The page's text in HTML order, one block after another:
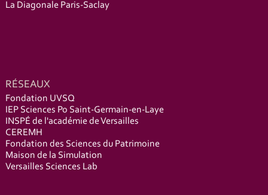
La Diagonale Paris-Saclay
RÉSEAUX
Fondation UVSQ
IEP Sciences Po Saint-Germain-en-Laye
INSPÉ de l'académie de Versailles
CEREMH
Fondation des Sciences du Patrimoine
Maison de la Simulation
Versailles Sciences Lab